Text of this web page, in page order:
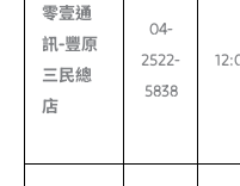
零壹通
訊-豐原
三民總
店
04-
2522-
5838